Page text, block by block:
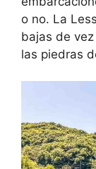
o no. La
bajas de
las piedras